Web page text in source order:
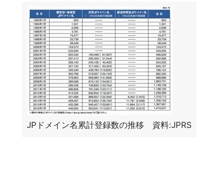
JPドメイン名累計登録数の推移 資料:JPRS